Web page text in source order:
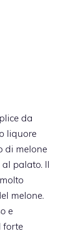
da
liquore
di melone
palato. Il
melone.
e
forte